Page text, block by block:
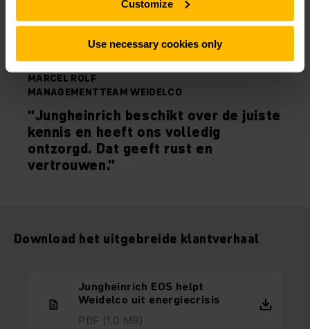
Customize
Use necessary cookies only
MARCEL ROLF
MANAGEMENTTEAM WEIDELCO
“Jungheinrich beschikt over de juiste
kennis en heeft ons volledig
ontzorgd. Dat geeft rust en
vertrouwen.”
Download het uitgebreide klantverhaal
Jungheinrich EOS helpt
Weidelco uit energiecrisis
PDF (1,0 MB)